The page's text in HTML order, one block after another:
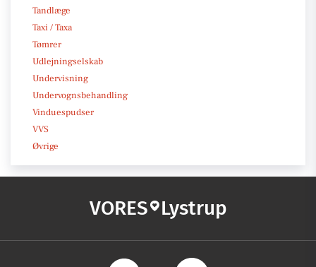
Tandlæge
Taxi / Taxa
Tømrer
Udlejningselskab
Undervisning
Undervognsbehandling
Vinduespudser
VVS
Øvrige
VORES Lystrup